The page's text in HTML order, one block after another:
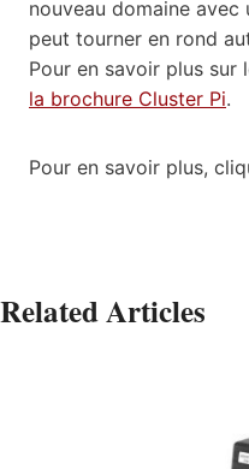
nouveau domaine
peut tourner en rond
Pour en savoir plus sur
la brochure Cluster Pi.
Pour en savoir plus,
Related Articles